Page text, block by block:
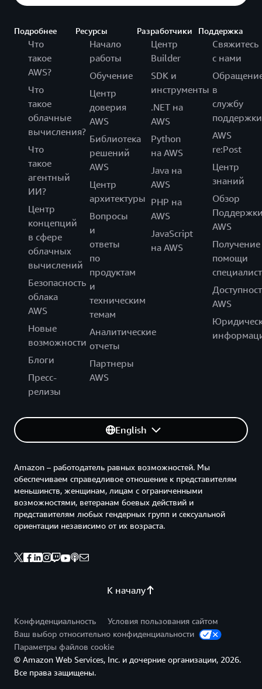
Подробнее
Что
такое
AWS?
Что
такое
облачные
вычисления?
Что
такое
агентный
ИИ?
Центр
концепций
в сфере
облачных
вычислений
Безопасность
облака
AWS
Новые
возможности
Блоги
Пресс-
релизы
Ресурсы
Начало
работы
Обучение
Центр
доверия
AWS
Библиотека
решений
AWS
Центр
архитектуры
Вопросы
и
ответы
по
продуктам
и
техническим
темам
Аналитические
отчеты
Партнеры
AWS
Разработчики
Центр
Builder
SDK и
инструменты
.NET на
AWS
Python
на AWS
Java на
AWS
PHP на
AWS
JavaScript
на AWS
Поддержка
Свяжитесь
с нами
в
службу
поддержки
AWS
re:Post
Центр
знаний
Обзор
AWS
Получение
помощи
AWS
English
К началу
Amazon – работодатель равных возможностей. Мы
обеспечиваем справедливое отношение к представителям
меньшинств, женщинам, лицам с ограниченными
возможностями, ветеранам боевых действий и
представителям любых гендерных групп и сексуальной
ориентации независимо от их возраста.
Конфиденциальность
Условия пользования сайтом
Ваш выбор относительно конфиденциальности
Параметры файлов cookie
© Amazon Web Services, Inc. и дочерние организации, 2026.
Все права защищены.